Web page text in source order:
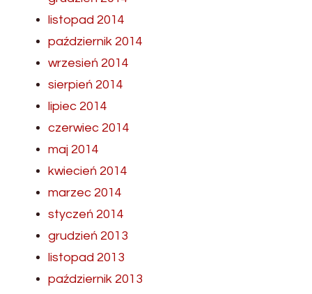
listopad 2014
październik 2014
wrzesień 2014
sierpień 2014
lipiec 2014
czerwiec 2014
maj 2014
kwiecień 2014
marzec 2014
styczeń 2014
grudzień 2013
listopad 2013
październik 2013